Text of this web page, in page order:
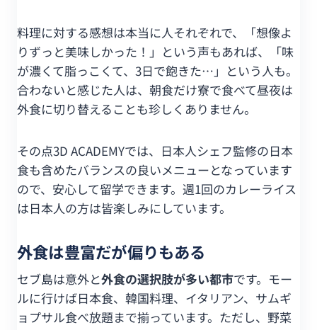
料理に対する感想は本当に人それぞれで、「想像よ
りずっと美味しかった！」という声もあれば、「味
が濃くて脂っこくて、3日で飽きた…」という人も。
合わないと感じた人は、朝食だけ寮で食べて昼夜は
外食に切り替えることも珍しくありません。
その点3D ACADEMYでは、日本人シェフ監修の日本
食も含めたバランスの良いメニューとなっています
ので、安心して留学できます。週1回のカレーライス
は日本人の方は皆楽しみにしています。
外食は豊富だが偏りもある
セブ島は意外と外食の選択肢が多い都市です。モー
ルに行けば日本食、韓国料理、イタリアン、サムギ
ョプサル食べ放題まで揃っています。ただし、野菜